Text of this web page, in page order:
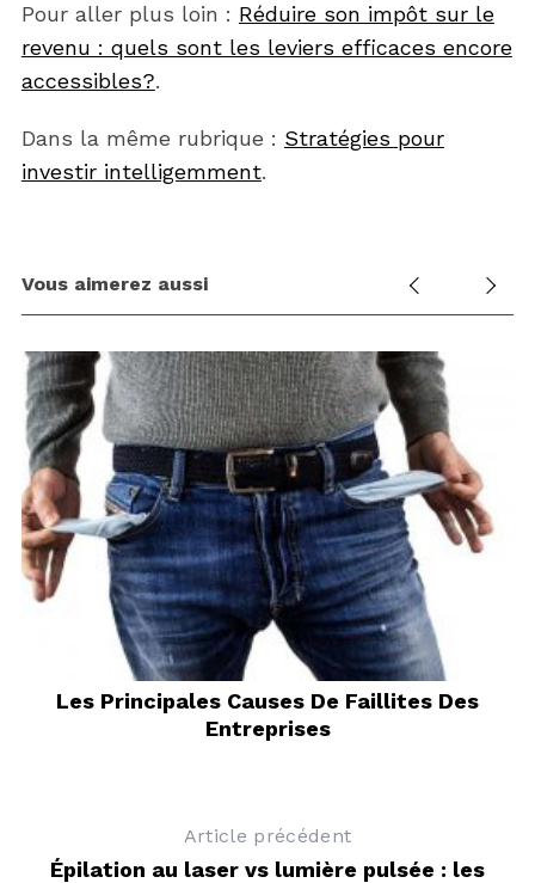
Pour aller plus loin : Réduire son impôt sur le
revenu : quels sont les leviers efficaces encore
accessibles?.
Dans la même rubrique : Stratégies pour
investir intelligemment.
Vous aimerez aussi
Les Principales Causes De Faillites Des
Entreprises
Article précédent
Épilation au laser vs lumière pulsée : les